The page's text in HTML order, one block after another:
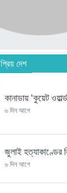
প্রিয় দেশ
কানাডায় ‘কুয়েট
৬ দিন আগে
জুলাই হত্যাকাণ্ডের
৬ দিন আগে